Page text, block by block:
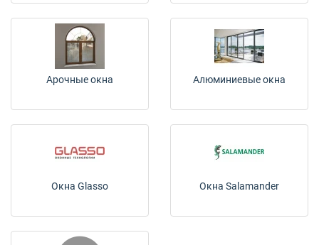
+380 (67) 380 73 18
RU UK
Арочные окна Алюминиевые окна
Окна Glasso Окна Salamander